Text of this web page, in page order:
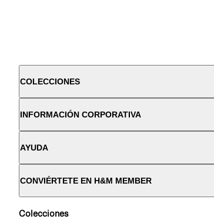
COLECCIONES
INFORMACIÓN CORPORATIVA
AYUDA
CONVIÉRTETE EN H&M MEMBER
Colecciones